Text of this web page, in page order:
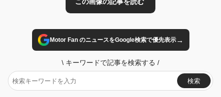
Motor Fan のニュースをGoogle検索で優先表示→
\ キーワードで記事を検索する /
検索